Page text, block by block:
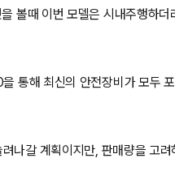
볼때 이번 모델은 시내주행하
통해 최신의 안전장비가 모두
나갈 계획이지만, 판매량을 고